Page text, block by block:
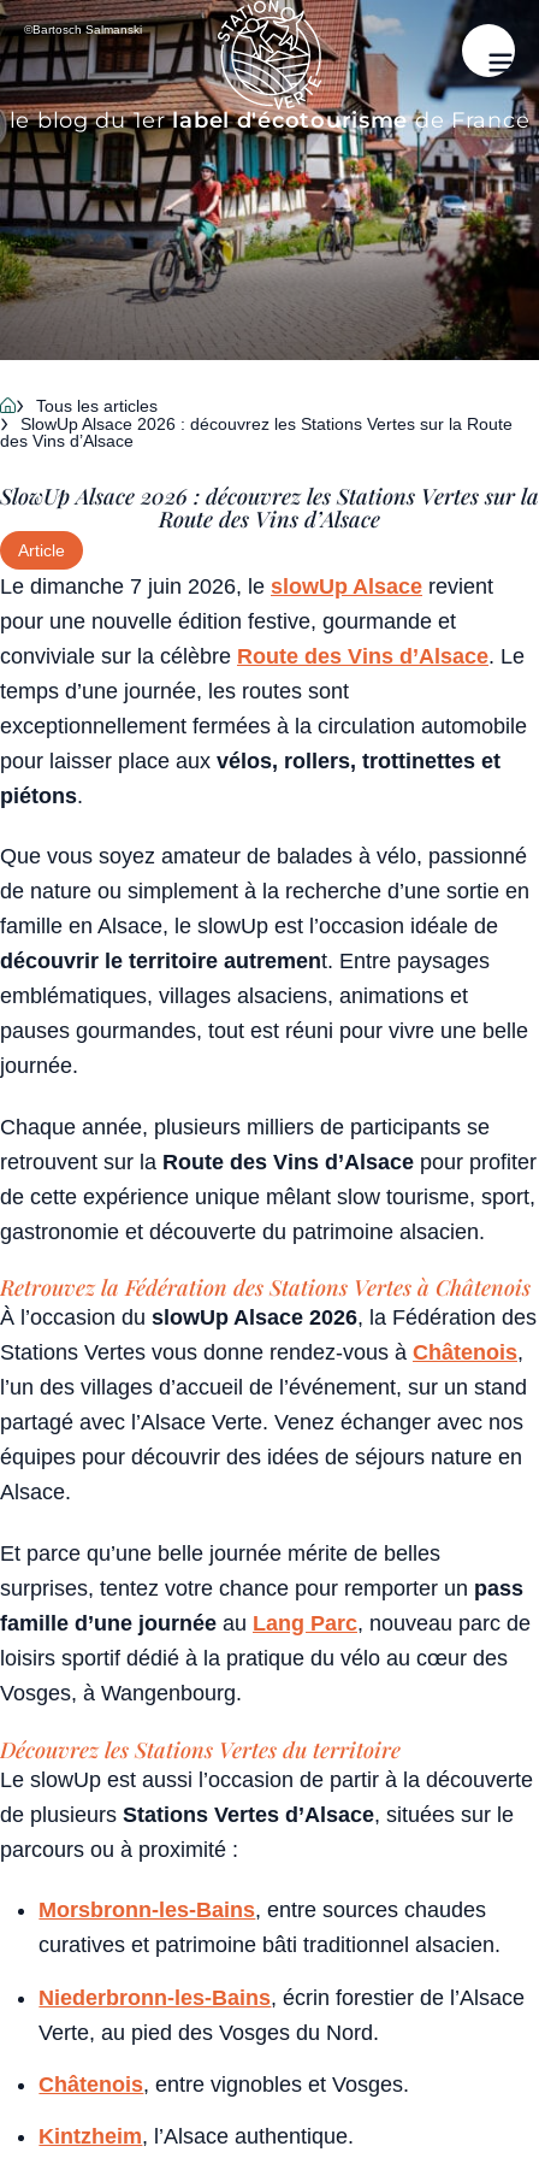
le blog du 1erlabel d'écotourismede France
©Bartosch Salmanski
Tous les articles
SlowUp Alsace 2026 : découvrez les Stations Vertes sur la Route
des Vins d’Alsace
SlowUp Alsace 2026 : découvrez les Stations Vertes sur la
Route des Vins d’Alsace
Article
Le dimanche 7 juin 2026, le slowUp Alsace revient
pour une nouvelle édition festive, gourmande et
conviviale sur la célèbre Route des Vins d’Alsace. Le
temps d’une journée, les routes sont
exceptionnellement fermées à la circulation automobile
pour laisser place aux vélos, rollers, trottinettes et
piétons.
Que vous soyez amateur de balades à vélo, passionné
de nature ou simplement à la recherche d’une sortie en
famille en Alsace, le slowUp est l’occasion idéale de
découvrir le territoire autrement. Entre paysages
emblématiques, villages alsaciens, animations et
pauses gourmandes, tout est réuni pour vivre une belle
journée.
Chaque année, plusieurs milliers de participants se
retrouvent sur la Route des Vins d’Alsace pour profiter
de cette expérience unique mêlant slow tourisme, sport,
gastronomie et découverte du patrimoine alsacien.
Retrouvez la Fédération des Stations Vertes à Châtenois
À l’occasion du slowUp Alsace 2026, la Fédération des
Stations Vertes vous donne rendez-vous à Châtenois,
l’un des villages d’accueil de l’événement, sur un stand
partagé avec l’Alsace Verte. Venez échanger avec nos
équipes pour découvrir des idées de séjours nature en
Alsace.
Et parce qu’une belle journée mérite de belles
surprises, tentez votre chance pour remporter un pass
famille d’une journée au Lang Parc, nouveau parc de
loisirs sportif dédié à la pratique du vélo au cœur des
Vosges, à Wangenbourg.
Découvrez les Stations Vertes du territoire
Le slowUp est aussi l’occasion de partir à la découverte
de plusieurs Stations Vertes d’Alsace, situées sur le
parcours ou à proximité :
Morsbronn-les-Bains, entre sources chaudes
curatives et patrimoine bâti traditionnel alsacien.
Niederbronn-les-Bains, écrin forestier de l’Alsace
Verte, au pied des Vosges du Nord.
Châtenois, entre vignobles et Vosges.
Kintzheim, l’Alsace authentique.